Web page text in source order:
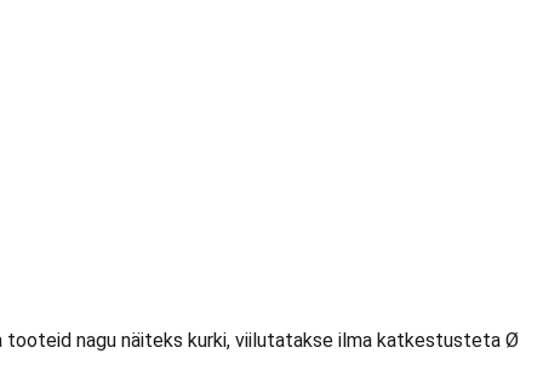
nagu näiteks kurki, viilutatakse ilma katkestusteta Ø